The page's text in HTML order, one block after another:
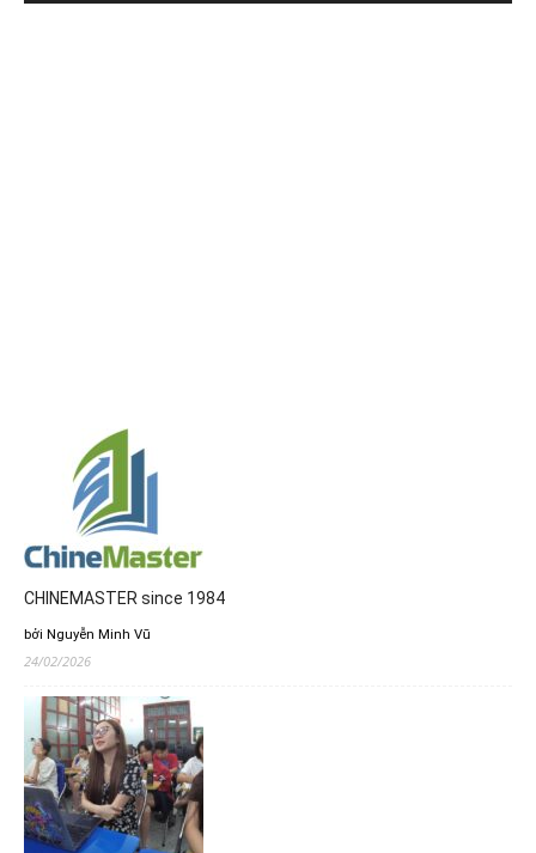
CHINEMASTER since 1984
bởi Nguyễn Minh Vũ
24/02/2026